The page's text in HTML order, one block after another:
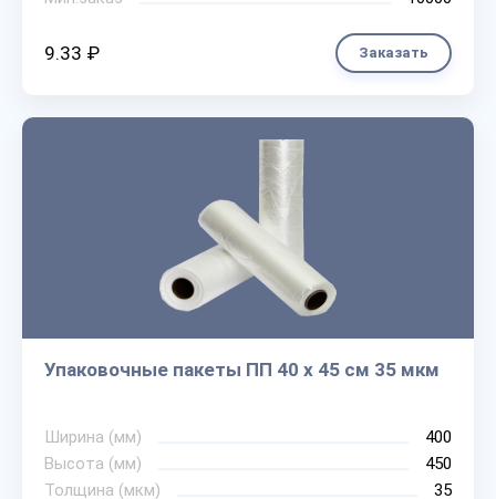
9.33 ₽ Заказать
Упаковочные пакеты ПП 40 х 45 см 35 мкм
Ширина (мм)
400
Высота (мм)
450
Толщина (мкм)
35